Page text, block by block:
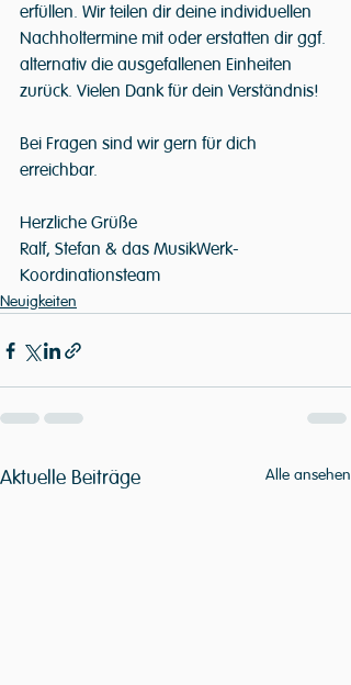
erfüllen. Wir teilen dir deine individuellen
Nachholtermine mit oder erstatten dir ggf.
alternativ die ausgefallenen Einheiten
zurück. Vielen Dank für dein Verständnis!
Bei Fragen sind wir gern für dich
erreichbar.
Herzliche Grüße
Ralf, Stefan & das MusikWerk-
Koordinationsteam
Neuigkeiten
Aktuelle Beiträge Alle ansehen